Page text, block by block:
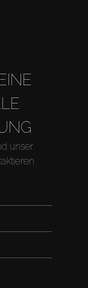
unser